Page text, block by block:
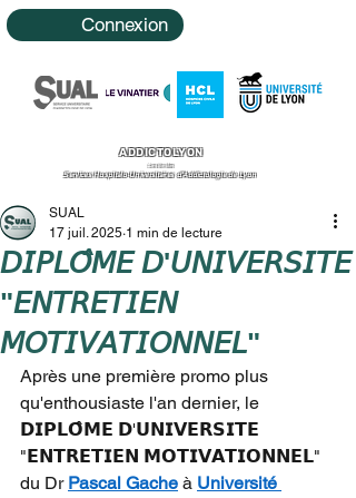
Connexion
ADDICTOLYON
Le site des
Services Hospitalo-Universitaires d'Addictologie de Lyon
𝘋𝘐𝘗𝘓𝘖̂𝘔𝘌 𝘋'𝘜𝘕𝘐𝘝𝘌𝘙𝘚𝘐𝘛𝘌
"𝘌𝘕𝘛𝘙𝘌𝘛𝘐𝘌𝘕
𝘔𝘖𝘛𝘐𝘝𝘈𝘛𝘐𝘖𝘕𝘕𝘌𝘓"
SUAL
17 juil. 2025 1 min de lecture
Après une première promo plus
qu'enthousiaste l'an dernier, le
𝗗𝗜𝗣𝗟𝗢̂𝗠𝗘 𝗗'𝗨𝗡𝗜𝗩𝗘𝗥𝗦𝗜𝗧𝗘
"𝗘𝗡𝗧𝗥𝗘𝗧𝗜𝗘𝗡 𝗠𝗢𝗧𝗜𝗩𝗔𝗧𝗜𝗢𝗡𝗡𝗘𝗟"
du Dr Pascal Gache à Université